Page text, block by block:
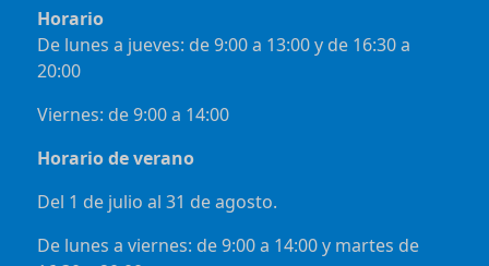
Horario
De lunes a jueves: de 9:00 a 13:00 y de 16:30 a
20:00
Viernes: de 9:00 a 14:00
Horario de verano
Del 1 de julio al 31 de agosto.
De lunes a viernes: de 9:00 a 14:00 y martes de